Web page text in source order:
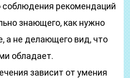
соблюдения рекомендаций
знающего, как нужно
а не делающего вид, что
обладает.
зависит от умения